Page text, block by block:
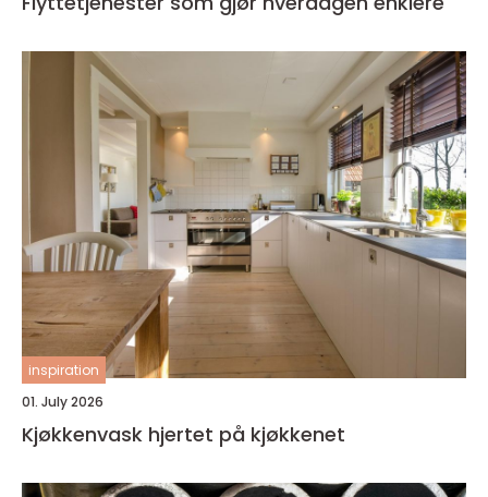
inspiration
01. July 2026
Kjøkkenvask hjertet på kjøkkenet